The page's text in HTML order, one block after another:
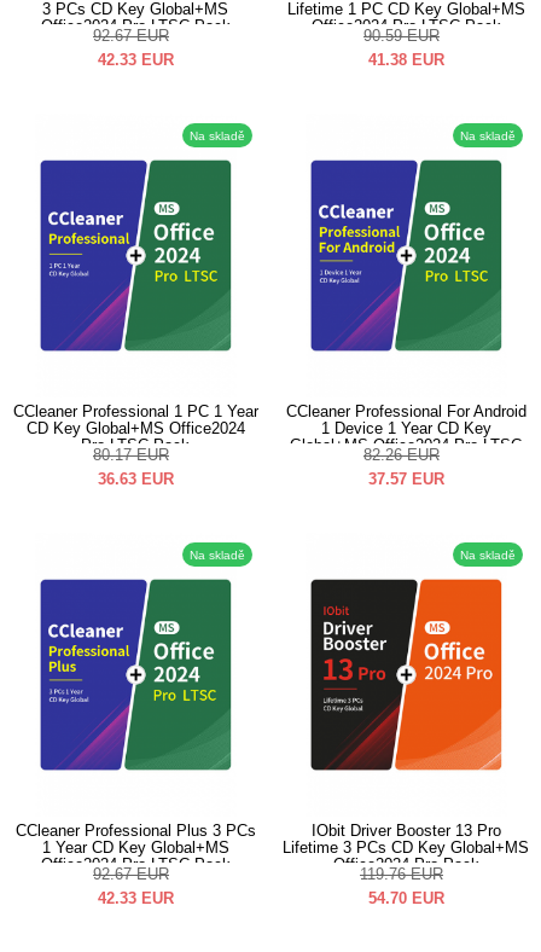
3 PCs CD Key Global+MS
Office2024 Pro LTSC Pack
92.67 EUR
42.33 EUR
Lifetime 1 PC CD Key Global+MS
Office2024 Pro LTSC Pack
90.59 EUR
41.38 EUR
Na skladě
CCleaner Professional 1 PC 1 Year
CD Key Global+MS Office2024
Pro LTSC Pack
80.17 EUR
36.63 EUR
Na skladě
CCleaner Professional For Android
1 Device 1 Year CD Key
Global+MS Office2024 Pro LTSC
Pack
82.26 EUR
37.57 EUR
Na skladě
CCleaner Professional Plus 3 PCs
1 Year CD Key Global+MS
Office2024 Pro LTSC Pack
92.67 EUR
42.33 EUR
Na skladě
IObit Driver Booster 13 Pro
Lifetime 3 PCs CD Key Global+MS
Office2024 Pro Pack
119.76 EUR
54.70 EUR